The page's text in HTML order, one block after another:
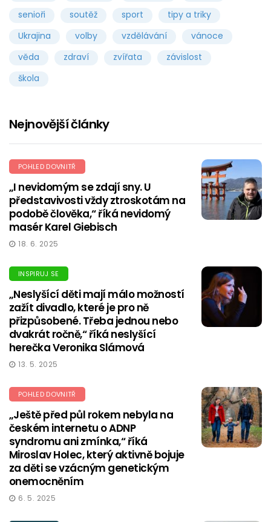
senioři
soutěž sport
tipy a triky
Ukrajina
volby vzdělávání
vánoce
věda
zdraví zvířata
závislost
škola
Nejnovější články
POHLED DOVNITŘ
„I nevidomým se zdají sny. U
představivosti vždy ztroskotám na
podobě člověka,“ říká nevidomý
masér Karel Giebisch
18. 6. 2025
INSPIRUJ SE
„Neslyšící děti mají málo možností
zažít divadlo, které je pro ně
přizpůsobené. Třeba jednou nebo
dvakrát ročně,“ říká neslyšící
herečka Veronika Slámová
13. 5. 2025
POHLED DOVNITŘ
„Ještě před půl rokem nebyla na
českém internetu o ADNP
syndromu ani zmínka,“ říká
Miroslav Holec, který aktivně bojuje
za děti se vzácným genetickým
onemocněním
6. 5. 2025